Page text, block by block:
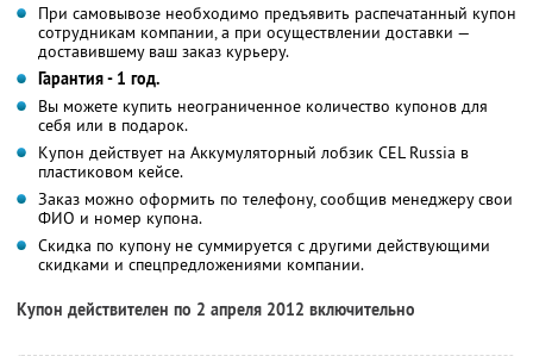
При самовывозе необходимо предъявить распечатанный купон
сотрудникам компании, а при осуществлении доставки —
доставившему ваш заказ курьеру.
Гарантия - 1 год.
Вы можете купить неограниченное количество купонов для
себя или в подарок.
Купон действует на Аккумуляторный лобзик CEL Russia в
пластиковом кейсе.
Заказ можно оформить по телефону, сообщив менеджеру свои
ФИО и номер купона.
Скидка по купону не суммируется с другими действующими
скидками и спецпредложениями компании.
Купон действителен по 2 апреля 2012 включительно